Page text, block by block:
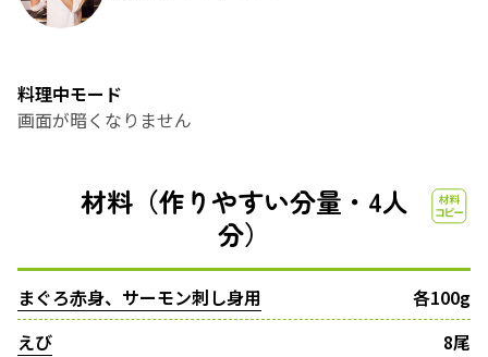
料理中モード
画面が暗くなりません
材料（作りやすい分量・4人
分）
まぐろ赤身、サーモン刺し身用
各100g
えび
8尾